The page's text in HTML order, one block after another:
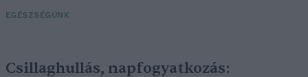
EGÉSZSÉGÜNK
Csillaghullás, napfogyatkozás: